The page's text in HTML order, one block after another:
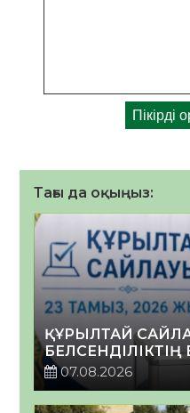
Тағы да оқыңыз:
ҚҰРЫЛТАЙ
БЕЛСЕНДІЛІКТІҢ
07.08.2026